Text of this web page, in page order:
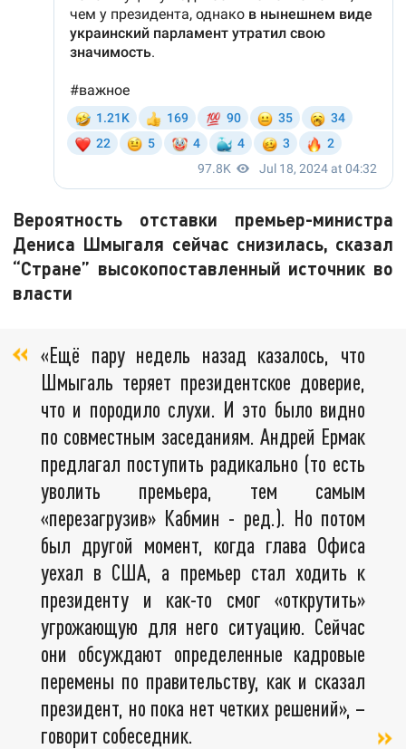
Вероятность отставки премьер-министра
Дениса Шмыгаля сейчас снизилась, сказал
“Стране” высокопоставленный источник во
власти
«Ещё пару недель назад казалось, что
Шмыгаль теряет президентское доверие,
что и породило слухи. И это было видно
по совместным заседаниям. Андрей Ермак
предлагал поступить радикально (то есть
уволить премьера, тем самым
«перезагрузив» Кабмин - ред.). Но потом
был другой момент, когда глава Офиса
уехал в США, а премьер стал ходить к
президенту и как-то смог «открутить»
угрожающую для него ситуацию. Сейчас
они обсуждают определенные кадровые
перемены по правительству, как и сказал
президент, но пока нет четких решений», –
говорит собеседник.